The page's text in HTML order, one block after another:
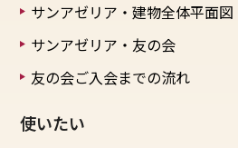
サンアゼリア・建物全体平面図
サンアゼリア・友の会
友の会ご入会までの流れ
使いたい